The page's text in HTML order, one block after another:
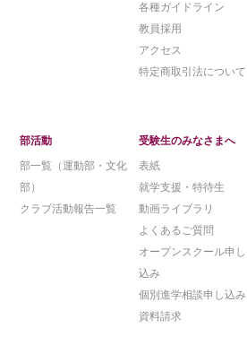
各種ガイドライン
教員採用
アクセス
特定商取引法について
部活動
部一覧（運動部・文化
部）
クラブ活動報告一覧
受験生のみなさまへ
表紙
就学支援・特待生
動画ライブラリ
よくあるご質問
オープンスクール申し
込み
個別進学相談申し込み
資料請求